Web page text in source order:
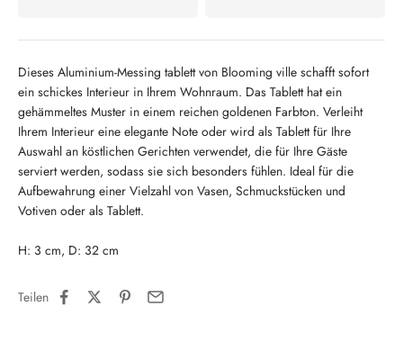
Dieses Aluminium-Messing tablett von Blooming ville schafft sofort
ein schickes Interieur in Ihrem Wohnraum. Das Tablett hat ein
gehämmeltes Muster in einem reichen goldenen Farbton. Verleiht
Ihrem Interieur eine elegante Note oder wird als Tablett für Ihre
Auswahl an köstlichen Gerichten verwendet, die für Ihre Gäste
serviert werden, sodass sie sich besonders fühlen. Ideal für die
Aufbewahrung einer Vielzahl von Vasen, Schmuckstücken und
Votiven oder als Tablett.
H: 3 cm, D: 32 cm
Teilen